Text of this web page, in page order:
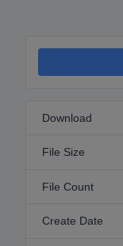
Download
File Size
File Count
Create Date